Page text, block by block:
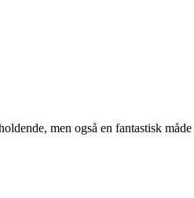
men også en fantastisk